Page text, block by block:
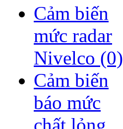
Cảm biến
mức radar
Nivelco (0)
Cảm biến
báo mức